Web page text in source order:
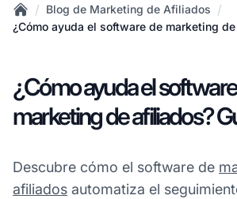
Home
/ Blog de Marketing de Afiliados /
¿Cómo ayuda el software de marketing
¿Cómo ayuda el
marketing de afiliados?
Descubre cómo el software de
afiliados automatiza el